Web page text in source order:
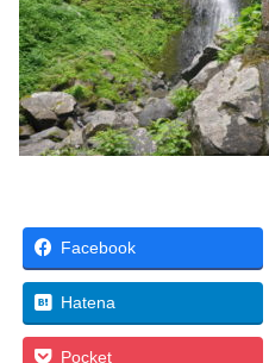
Facebook
Hatena
Pocket